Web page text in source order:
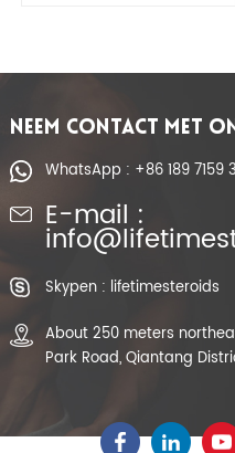
NEEM CONTACT MET
WhatsApp : +86 189 7159
E-mail :
Skypen : lifetimesteroids
About 250 meters
Park Road, Qiantang